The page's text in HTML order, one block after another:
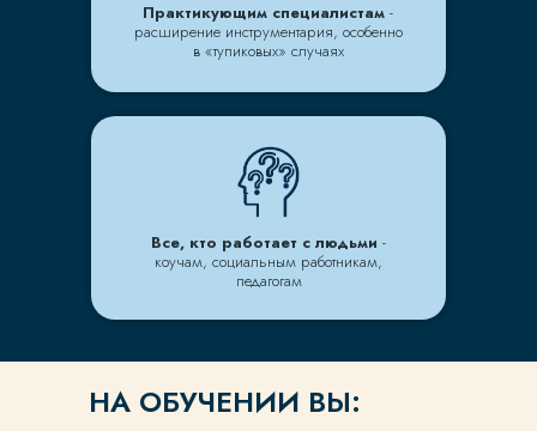
Практикующим специалистам -
расширение инструментария, особенно
в «тупиковых» случаях
Все, кто работает с людьми -
коучам, социальным работникам,
педагогам
НА ОБУЧЕНИИ ВЫ: